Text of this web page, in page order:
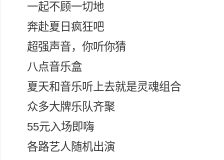
一起不顾一切地
奔赴夏日疯狂吧
超强声音，你听你猜
八点音乐盒
夏天和音乐听上去就是灵魂组合
众多大牌乐队齐聚
55元入场即嗨
各路艺人随机出演